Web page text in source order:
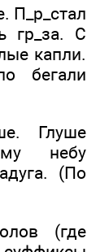
П_р_стал
гр_за. С
капли.
бегали
Глуше
небу
(По
(где